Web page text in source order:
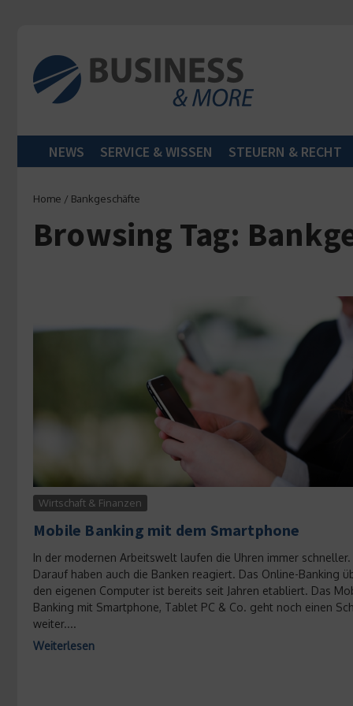
NEWS SERVICE & WISSEN STEUERN & RECHT
Home / Bankgeschäfte
Browsing Tag:
Wirtschaft & Finanzen
Mobile Banking mit dem Smartphone
In der modernen Arbeitswelt laufen die Uhren immer schneller.
Darauf haben auch die Banken reagiert. Das Online-Banking
den eigenen Computer ist bereits seit Jahren etabliert. Das
Banking mit Smartphone, Tablet PC & Co. geht noch einen
weiter....
Weiterlesen